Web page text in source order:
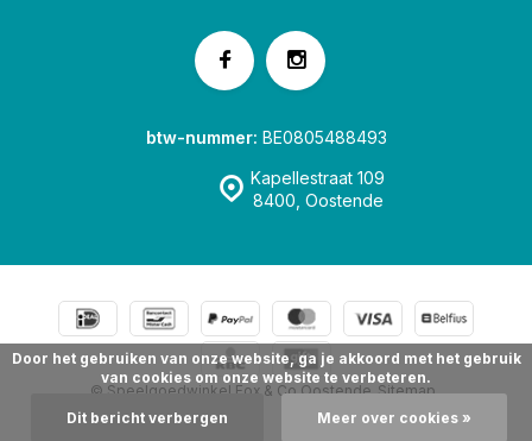
Kapellestraat 109
8400, Oostende
btw-nummer: BE0805488493
© Speelgoedwinkel Fox & Co Oostende Sitemap
Door het gebruiken van onze website, ga je akkoord met het gebruik
van cookies om onze website te verbeteren.
Dit bericht verbergen Meer over cookies »